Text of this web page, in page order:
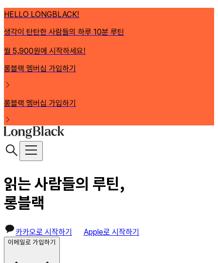
HELLO LONGBLACK!
생각이 탄탄한 사람들의 하루 10분 루틴
월 5,900원에 시작하세요!
롱블랙 멤버십 가입하기
롱블랙 멤버십 가입하기
읽는 사람들의 루틴,
롱블랙
카카오로 시작하기 Apple로 시작하기
이메일로 가입하기